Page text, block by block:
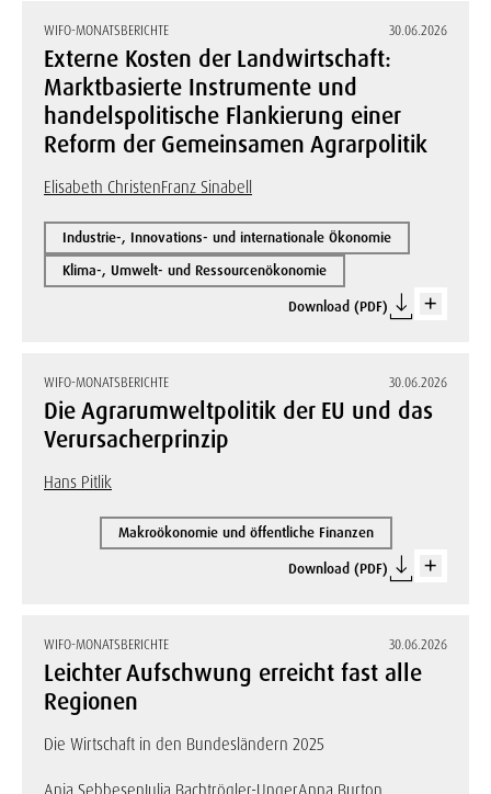
WIFO-MONATSBERICHTE 30.06.2026
Externe Kosten der Landwirtschaft:
Marktbasierte Instrumente und
handelspolitische Flankierung einer
Reform der Gemeinsamen Agrarpolitik
Elisabeth ChristenFranz Sinabell
Industrie-, Innovations- und internationale Ökonomie
Klima-, Umwelt- und Ressourcenökonomie
Download (PDF)
WIFO-MONATSBERICHTE 30.06.2026
Die Agrarumweltpolitik der EU und das
Verursacherprinzip
Hans Pitlik
Makroökonomie und öffentliche Finanzen
Download (PDF)
WIFO-MONATSBERICHTE 30.06.2026
Leichter Aufschwung erreicht fast alle
Regionen
Die Wirtschaft in den Bundesländern 2025